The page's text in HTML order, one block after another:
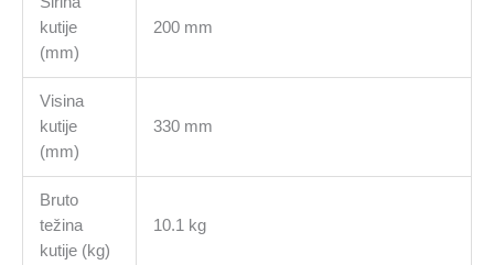
kutije
(mm)
200 mm
Visina
kutije
(mm)
330 mm
Bruto
težina
kutije (kg)
10.1 kg